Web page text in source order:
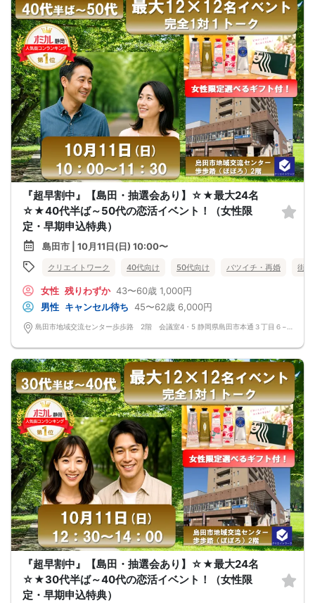
『超早割中』【島田・抽選会あり】☆★最大24名
☆★40代半ば～50代の恋活イベント！（女性限
定・早期申込特典）
島田市 | 10月11日(日) 10:00〜
クリエイトワーク 40代向け 50代向け バツイチ・再婚 街コ
女性 残りわずか 43〜60歳 1,000円
男性 キャンセル待ち 45〜62歳 6,000円
『超早割中』【島田・抽選会あり】☆★最大24名
☆★30代半ば～40代の恋活イベント！（女性限
定・早期申込特典）